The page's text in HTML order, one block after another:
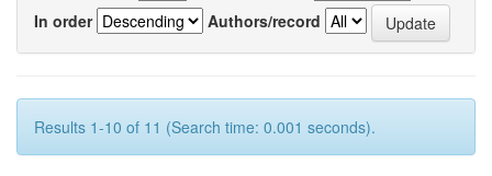
In order
Authors/record
Results 1-10 of 11 (Search time: 0.001 seconds).